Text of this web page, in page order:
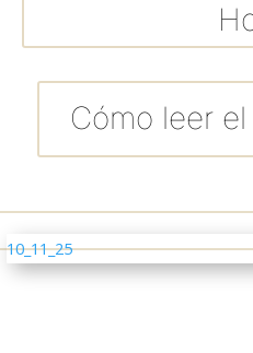
Cómo leer
10_11_25